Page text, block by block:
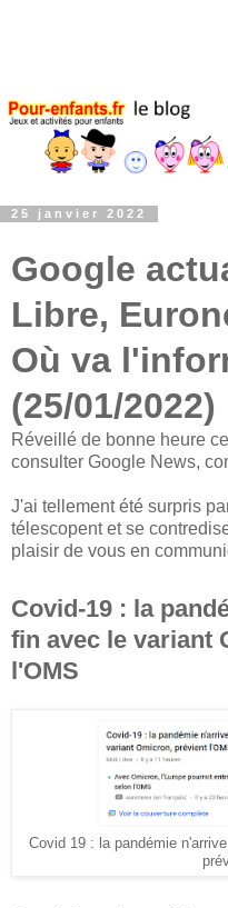
25 janvier 2022
Google
Libre,
Où va
(25/01/2022)
Réveillé de bonne heure
consulter Google News,
J'ai tellement été surpris
télescopent et se
plaisir de vous en
Covid-19 : la
fin avec le variant
l'OMS
Covid 19 : la pandémie